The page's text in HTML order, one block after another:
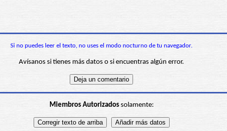
Si no puedes leer el texto, no uses el modo nocturno de tu navegador.
Avísanos si tienes más datos o si encuentras algún error.
Miembros Autorizadossolamente: